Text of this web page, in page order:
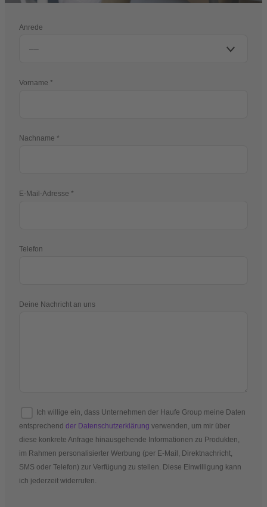
Anrede
Vorname
Nachname
E-Mail-Adresse
Telefon
Deine Nachricht an uns
Ich willige ein, dass Unternehmen der Haufe Group meine Daten
entsprechend der Datenschutzerklärung verwenden, um mir über
diese konkrete Anfrage hinausgehende Informationen zu Produkten,
im Rahmen personalisierter Werbung (per E-Mail, Direktnachricht,
SMS oder Telefon) zur Verfügung zu stellen. Diese Einwilligung kann
ich jederzeit widerrufen.